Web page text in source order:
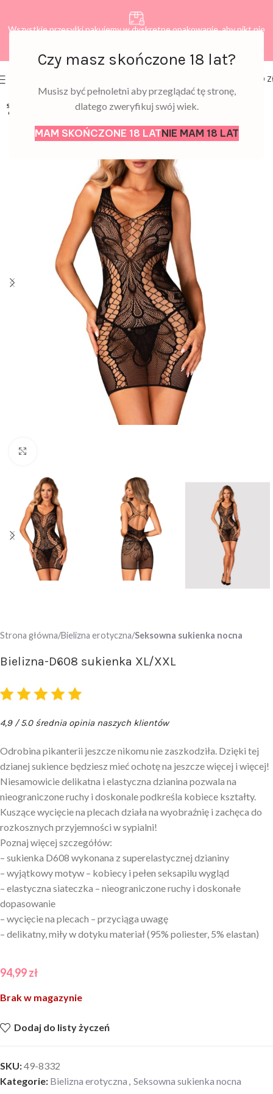
Czy masz skończone 18 lat?
Musisz być pełnoletni aby przeglądać tę stronę,
dlatego zweryfikuj swój wiek.
MAM SKOŃCZONE 18 LATNIE MAM 18 LAT
Wszystkie przesyłki pakujemy w dyskretne opakowanie, aby nikt nie
0,00
SOLD
OUT
Strona główna Bielizna erotyczna Seksowna sukienka nocna
Bielizna-D608 sukienka XL/XXL
4,9 / 5.0 średnia opinia naszych klientów
Odrobina pikanterii jeszcze nikomu nie zaszkodziła. Dzięki tej
dzianej sukience będziesz mieć ochotę na jeszcze więcej i więcej!
Niesamowicie delikatna i elastyczna dzianina pozwala na
nieograniczone ruchy i doskonale podkreśla kobiece kształty.
Kuszące wycięcie na plecach działa na wyobraźnię i zachęca do
rozkosznych przyjemności w sypialni!
Poznaj więcej szczegółów:
– sukienka D608 wykonana z superelastycznej dzianiny
– wyjątkowy motyw – kobiecy i pełen seksapilu wygląd
– elastyczna siateczka – nieograniczone ruchy i doskonałe
dopasowanie
– wycięcie na plecach – przyciąga uwagę
– delikatny, miły w dotyku materiał (95% poliester, 5% elastan)
94,99zł
Brak w magazynie
Dodaj do listy życzeń
SKU:49-8332
Kategorie: Bielizna erotyczna Seksowna sukienka nocna